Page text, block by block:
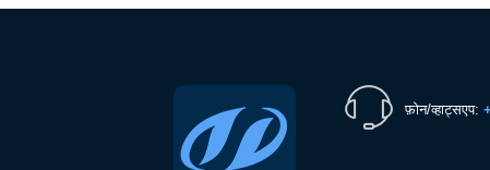
फ़ोन/व्हाट्सएप: